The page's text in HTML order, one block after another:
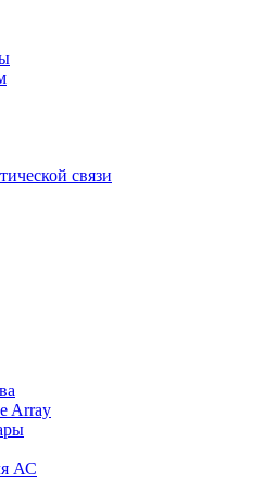
связи
Array
АС